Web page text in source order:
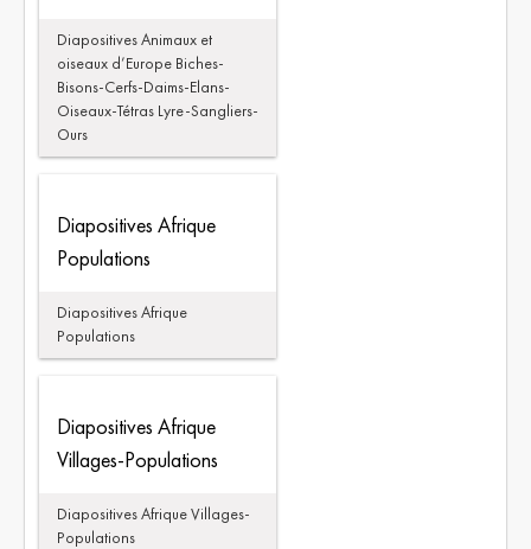
Diapositives Animaux et
oiseaux d’Europe Biches-
Bisons-Cerfs-Daims-Elans-
Oiseaux-Tétras Lyre-Sangliers-
Ours
Diapositives Afrique
Populations
Diapositives Afrique
Populations
Diapositives Afrique
Villages-Populations
Diapositives Afrique Villages-
Populations